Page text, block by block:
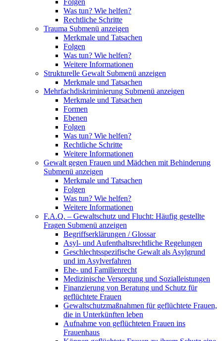
Folgen
Was tun? Wie helfen?
Rechtliche Schritte
Trauma Submenü anzeigen
Merkmale und Tatsachen
Folgen
Was tun? Wie helfen?
Weitere Informationen
Strukturelle Gewalt Submenü anzeigen
Merkmale und Tatsachen
Mehrfachdiskriminierung Submenü anzeigen
Merkmale und Tatsachen
Formen
Ebenen
Folgen
Was tun? Wie helfen?
Rechtliche Schritte
Weitere Informationen
Gewalt gegen Frauen und Mädchen mit Behinderung
Submenü anzeigen
Merkmale und Tatsachen
Folgen
Was tun? Wie helfen?
Weitere Informationen
F.A.Q. – Gewaltschutz und Flucht: Häufig gestellte
Fragen Submenü anzeigen
Begriffserklärungen / Glossar
Asyl- und Aufenthaltsrechtliche Regelungen
Geschlechtsspezifische Gewalt als Asylgrund
und im Asylverfahren
Ehe- und Familienrecht
Medizinische Versorgung und Sozialleistungen
Finanzierung von Beratung und Schutz für
geflüchtete Frauen
Gewaltschutzmaßnahmen für geflüchtete Frauen,
die in Unterkünften leben
Aufnahme von geflüchteten Frauen ins
Frauenhaus